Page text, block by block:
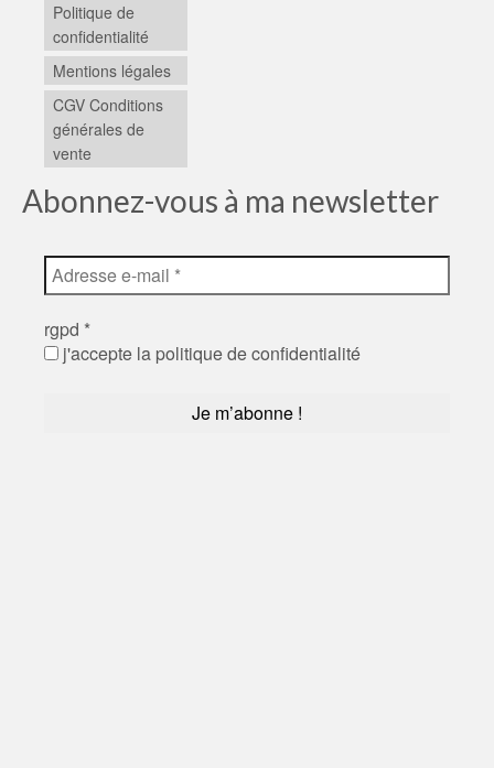
Politique de
confidentialité
Mentions légales
CGV Conditions
générales de
vente
Abonnez-vous à ma newsletter
rgpd *
j'accepte la politique de confidentialité